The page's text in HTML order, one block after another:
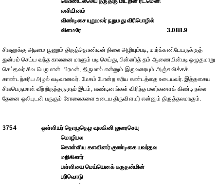
லளியினம்
விண்டிசை யுறுமலர் நறுமது விரிபொழில்
விளமரே
3.088.9
சிவனுக்கு அடிமை பூணும் திருத்தொண்டின் நிலை அழியும்படி, மார்க்கண்டேயருக்குத்
துன்பம் செய்ய வந்த காலனை மாளும் படி செய்து, பின்னர்த் தம் ஆணையின்படி ஒழுகுமாறு
செய்தவர் சிவ பெருமான். பிரமன், திருமால் என்னும் இருவரையும் அஞ்சுவிக்கக்
காண்டற்கரிய அழல் வடிவானவர். மேகம் போன்ற கரிய கண்டத்தை உடையவர். இத்தகைய
சிவபெருமான் வீற்றிருந்தருளும் இடம், வண்டினங்கள் விரிந்த மலர்களைக் கிண்டி நல்ல
தேனை ஒலியுடன் பருகும் சோலைகளை உடைய திருவிளமர் என்னும் திருத்தலமாகும்.
3754
ஒள்ளியர் தொழுதெழ வுலகினி லுரைசெயு
மொழிபல
கொள்ளிய களவினர் குண்டிகை யவர்தவ
மறிகிலார்
பள்ளியை மெய்யெனக் கருதன்மின்
பரிவொடு